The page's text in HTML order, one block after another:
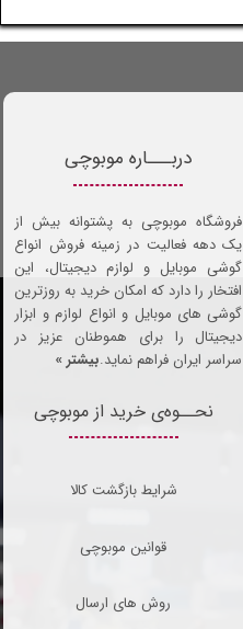
نحــوه‌ی خرید از موبوچی
شرایط بازگشت کالا
قوانین موبوچی
روش های ارسال
دربـــاره موبوچی
فروشگاه موبوچی به پشتوانه بیش از
یک دهه فعالیت در زمینه فروش انواع
گوشی موبایل و لوازم دیجیتال، این
افتخار را دارد که امکان خرید به روزترین
گوشی های موبایل و انواع لوازم و ابزار
دیجیتال را برای هموطنان عزیز در
سراسر ایران فراهم نماید.بیشتر »